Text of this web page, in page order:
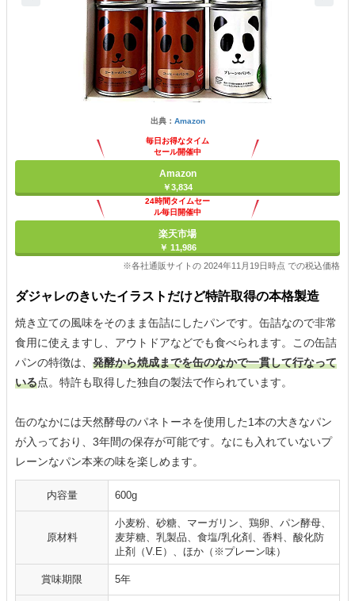
出典： Amazon
毎日お得なタイム
セール開催中
Amazon
￥3,834
24時間タイムセー
ル毎日開催中
楽天市場
￥ 11,986
※各社通販サイトの 2024年11月19日時点 での税込価格
ダジャレのきいたイラストだけど特許取得の本格製造
焼き立ての風味をそのまま缶詰にしたパンです。缶詰なので非常
食用に使えますし、アウトドアなどでも食べられます。この缶詰
パンの特徴は、 発酵から焼成までを缶のなかで一貫して行なって
いる点。特許も取得した独自の製法で作られています。
缶のなかには天然酵母のパネトーネを使用した1本の大きなパン
が入っており、3年間の保存が可能です。なにも入れていないプ
レーンなパン本来の味を楽しめます。
内容量 600g
原材料
小麦粉、砂糖、マーガリン、鶏卵、パン酵母、
麦芽糖、乳製品、食塩/乳化剤、香料、酸化防
止剤（V.E）、ほか（※プレーン味）
賞味期限 5年